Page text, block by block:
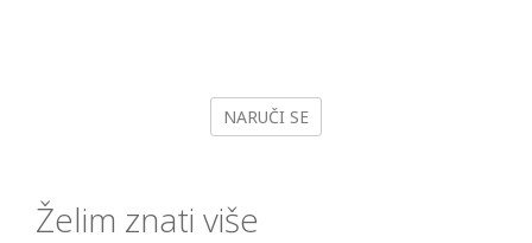
NARUČI SE
Želim znati više